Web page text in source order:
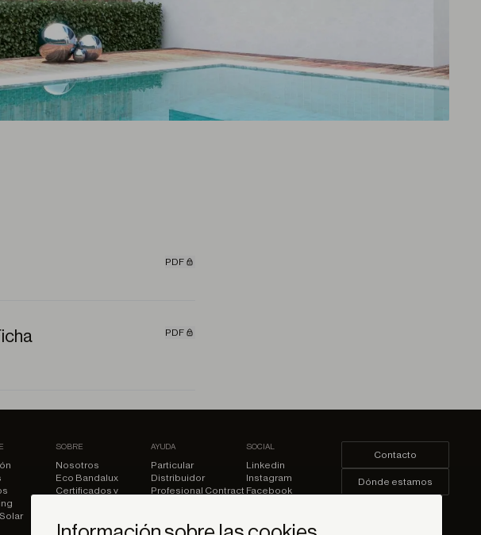
PDF
PDF
SOBRE
Nosotros
Eco Bandalux
Certificados y
AYUDA
Particular
Distribuidor
Profesional Contract
SOCIAL
Linkedin
Instagram
Facebook
Contacto
Dónde estamos